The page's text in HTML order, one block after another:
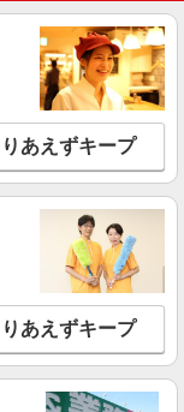
給 ★交通費別途支給
達を紹介
) ★月2回払
゜・。○。・゜
ショップ
細を見る
ク】
験・能力による） ※
規定あり） ゜
゜+゜ 入社祝い金10
○。・゜+゜
量販店
細を見る
りあえずキープ
りあえずキープ